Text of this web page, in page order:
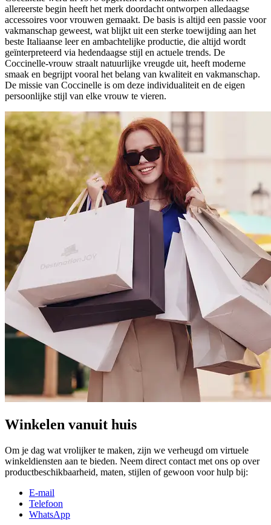
allereerste begin heeft het merk doordacht ontworpen alledaagse
accessoires voor vrouwen gemaakt. De basis is altijd een passie voor
vakmanschap geweest, wat blijkt uit een sterke toewijding aan het
beste Italiaanse leer en ambachtelijke productie, die altijd wordt
geïnterpreteerd via hedendaagse stijl en actuele trends. De
Coccinelle-vrouw straalt natuurlijke vreugde uit, heeft moderne
smaak en begrijpt vooral het belang van kwaliteit en vakmanschap.
De missie van Coccinelle is om deze individualiteit en de eigen
persoonlijke stijl van elke vrouw te vieren.
Winkelen vanuit huis
Om je dag wat vrolijker te maken, zijn we verheugd om virtuele
winkeldiensten aan te bieden. Neem direct contact met ons op over
productbeschikbaarheid, maten, stijlen of gewoon voor hulp bij:
E-mail
Telefoon
WhatsApp